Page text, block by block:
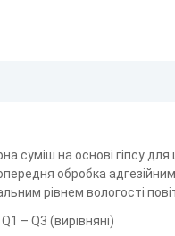
суміш на основі гіпсу
обробка
рівнем вологості
– Q3 (вирівняні)